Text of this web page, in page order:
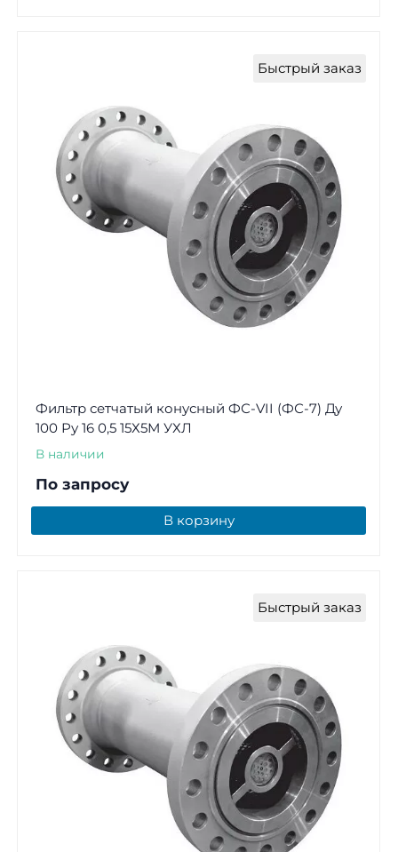
Быстрый заказ
Фильтр сетчатый конусный ФС-VII (ФС-7) Ду
100 Ру 16 0,5 15Х5М УХЛ
В наличии
По запросу
В корзину
Быстрый заказ